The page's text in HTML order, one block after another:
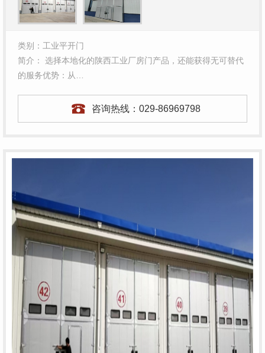
类别：工业平开门
简介： 选择本地化的陕西工业厂房门产品，还能获得无可替代
的服务优势：从…
咨询热线： 029-86969798